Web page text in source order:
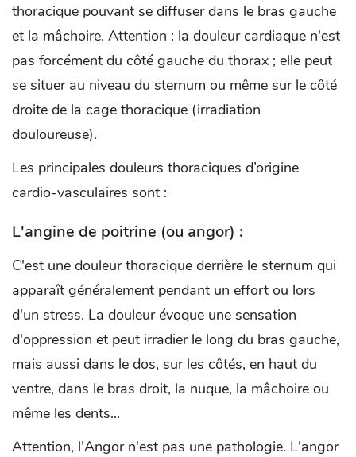
thoracique pouvant se diffuser dans le bras gauche
et la mâchoire. Attention : la douleur cardiaque n'est
pas forcément du côté gauche du thorax ; elle peut
se situer au niveau du sternum ou même sur le côté
droite de la cage thoracique (irradiation
douloureuse).
Les principales douleurs thoraciques d’origine
cardio-vasculaires sont :
L'angine de poitrine (ou angor) :
C'est une douleur thoracique derrière le sternum qui
apparaît généralement pendant un effort ou lors
d'un stress. La douleur évoque une sensation
d'oppression et peut irradier le long du bras gauche,
mais aussi dans le dos, sur les côtés, en haut du
ventre, dans le bras droit, la nuque, la mâchoire ou
même les dents...
Attention, l'Angor n'est pas une pathologie. L'angor